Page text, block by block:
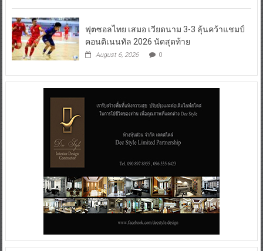
ฟุตซอลไทย เสมอ เวียดนาม 3-3 ลุ้นคว้าแชมป์
คอนติเนนทัล 2026 นัดสุดท้าย
August 6, 2026 0